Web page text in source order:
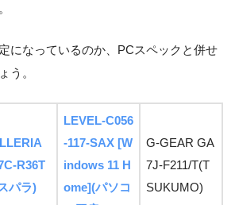
になっているのか、PCスペックと併せ
う。
R36T
パラ)
LEVEL-C056
-117-SAX [W
indows 11 H
ome](パソコ
G-GEAR GA
7J-F211/T(T
SUKUMO)